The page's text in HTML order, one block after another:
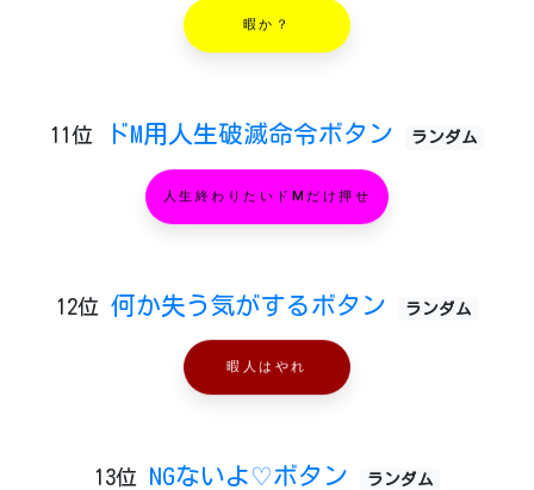
暇か？
11位 ドM用人生破滅命令ボタン ランダム
人生終わりたいドMだけ押せ
12位 何か失う気がするボタン ランダム
暇人はやれ
13位 NGないよ♡ボタン ランダム